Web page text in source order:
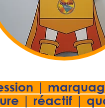
|
| réactif |